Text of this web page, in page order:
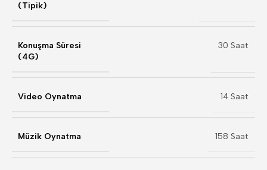
(Tipik)
Konuşma Süresi
(4G)
30 Saat
Video Oynatma 14 Saat
Müzik Oynatma 158 Saat